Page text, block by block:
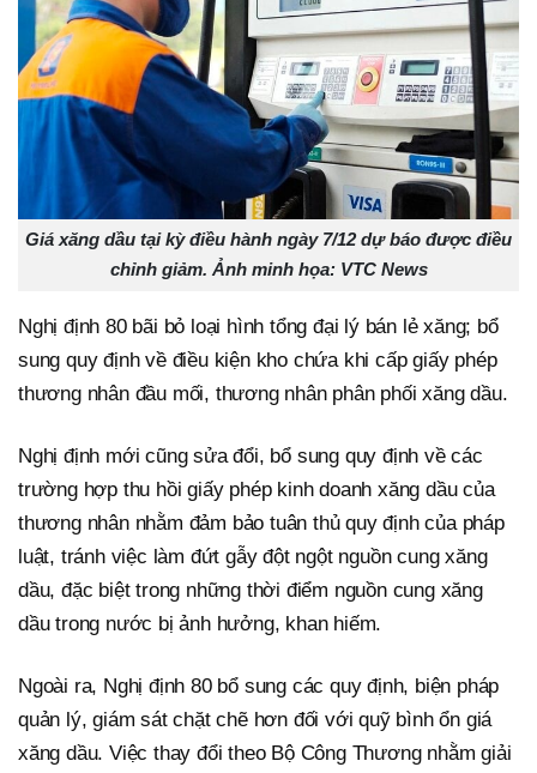
Giá xăng dầu tại kỳ điều hành ngày 7/12 dự báo được điều
chỉnh giảm. Ảnh minh họa: VTC News
Nghị định 80 bãi bỏ loại hình tổng đại lý bán lẻ xăng; bổ
sung quy định về điều kiện kho chứa khi cấp giấy phép
thương nhân đầu mối, thương nhân phân phối xăng dầu.
Nghị định mới cũng sửa đổi, bổ sung quy định về các
trường hợp thu hồi giấy phép kinh doanh xăng dầu của
thương nhân nhằm đảm bảo tuân thủ quy định của pháp
luật, tránh việc làm đứt gẫy đột ngột nguồn cung xăng
dầu, đặc biệt trong những thời điểm nguồn cung xăng
dầu trong nước bị ảnh hưởng, khan hiếm.
Ngoài ra, Nghị định 80 bổ sung các quy định, biện pháp
quản lý, giám sát chặt chẽ hơn đối với quỹ bình ổn giá
xăng dầu. Việc thay đổi theo Bộ Công Thương nhằm giải